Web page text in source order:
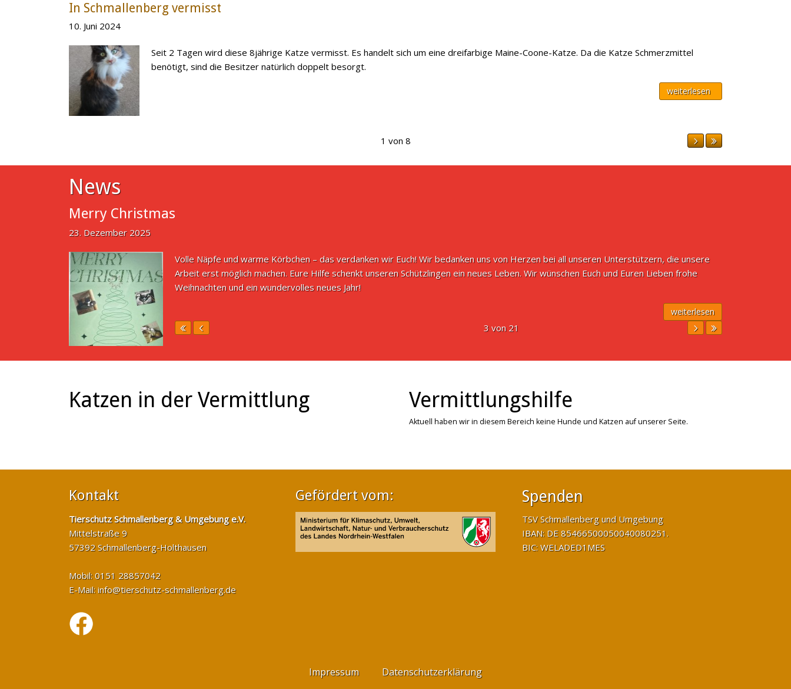
In Schmallenberg vermisst
10. Juni 2024
Seit 2 Tagen wird diese 8jährige Katze vermisst. Es handelt sich um eine dreifarbige Maine-Coone-Katze. Da die Katze Schmerzmittel
benötigt, sind die Besitzer natürlich doppelt besorgt.
weiterlesen
1 von 8
News
Merry Christmas
23. Dezember 2025
Volle Näpfe und warme Körbchen – das verdanken wir Euch! Wir bedanken uns von Herzen bei all unseren Unterstützern, die unsere
Arbeit erst möglich machen. Eure Hilfe schenkt unseren Schützlingen ein neues Leben. Wir wünschen Euch und Euren Lieben frohe
Weihnachten und ein wundervolles neues Jahr!
weiterlesen
3 von 21
Katzen in der Vermittlung Vermittlungshilfe
Aktuell haben wir in diesem Bereich keine Hunde und Katzen auf unserer Seite.
Kontakt
Tierschutz Schmallenberg & Umgebung e.V.
Mittelstraße 9
57392 Schmallenberg-Holthausen
Mobil: 0151 28857042
E-Mail: info@tierschutz-schmallenberg.de
Gefördert vom: Spenden
TSV Schmallenberg und Umgebung
IBAN: DE 85466500050040080251.
BIC: WELADED1MES
Impressum Datenschutzerklärung